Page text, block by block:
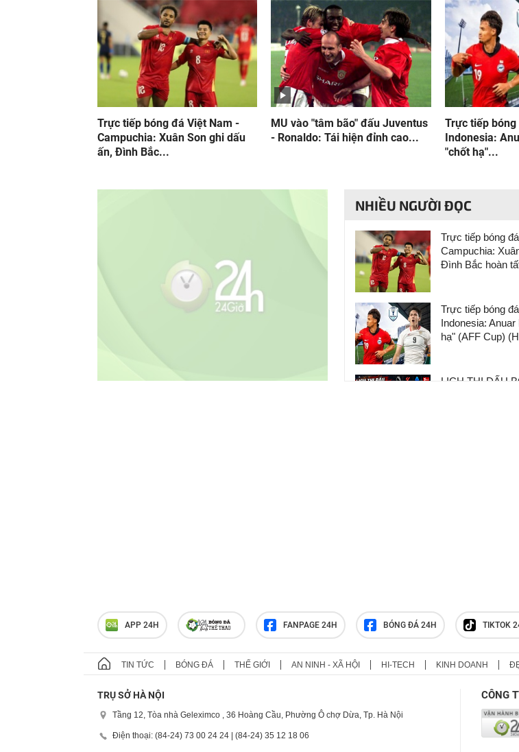
Trực tiếp bóng đá Việt Nam -
Campuchia: Xuân Son ghi dấu
ấn, Đình Bắc...
MU vào "tâm bão" đấu Juventus
- Ronaldo: Tái hiện đỉnh cao...
Trực tiếp
Indonesia:
"chốt hạ"...
NHIỀU NGƯỜI ĐỌC
Trực tiếp bóng
Campuchia:
Đình Bắc hoàn
Trực tiếp bóng
Indonesia:
hạ" (AFF Cup)
LỊCH THI ĐẤU
APP 24H FANPAGE 24H BÓNG ĐÁ 24H TIKTOK
TIN TỨC BÓNG ĐÁ THẾ GIỚI AN NINH - XÃ HỘI HI-TECH KINH DOANH
TRỤ SỞ HÀ NỘI
Tầng 12, Tòa nhà Geleximco , 36 Hoàng Cầu, Phường Ô chợ Dừa, Tp. Hà Nội
Điện thoại: (84-24) 73 00 24 24 | (84-24) 35 12 18 06
CÔNG